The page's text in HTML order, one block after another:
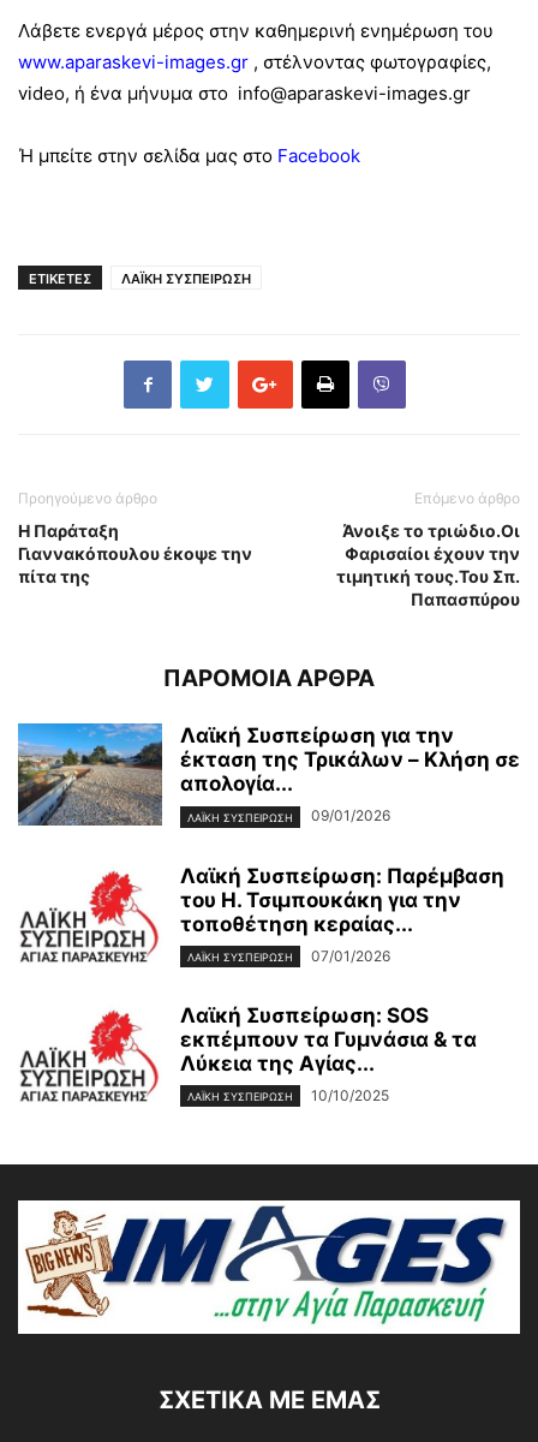
Λάβετε ενεργά μέρος στην καθημερινή ενημέρωση του
www.aparaskevi-images.gr , στέλνοντας φωτογραφίες,
video, ή ένα μήνυμα στο info@aparaskevi-images.gr
Ή μπείτε στην σελίδα μας στο Facebook
ΕΤΙΚΕΤΕΣ ΛΑΪΚΗ ΣΥΣΠΕΙΡΩΣΗ
Προηγούμενο άρθρο
Η Παράταξη
Γιαννακόπουλου έκοψε την
πίτα της
Επόμενο άρθρο
Άνοιξε το τριώδιο.Οι
Φαρισαίοι έχουν την
τιμητική τους.Του Σπ.
Παπασπύρου
ΠΑΡΟΜΟΙΑ ΑΡΘΡΑ
Λαϊκή Συσπείρωση για την
έκταση της Τρικάλων – Kλήση σε
απολογία...
ΛΑΪΚΉ ΣΥΣΠΕΊΡΩΣΗ 09/01/2026
Λαϊκή Συσπείρωση: Παρέμβαση
του Η. Τσιμπουκάκη για την
τοποθέτηση κεραίας...
ΛΑΪΚΉ ΣΥΣΠΕΊΡΩΣΗ 07/01/2026
Λαϊκή Συσπείρωση: SOS
εκπέμπουν τα Γυμνάσια & τα
Λύκεια της Αγίας...
ΛΑΪΚΉ ΣΥΣΠΕΊΡΩΣΗ 10/10/2025
ΣΧΕΤΙΚΆ ΜΕ ΕΜΆΣ